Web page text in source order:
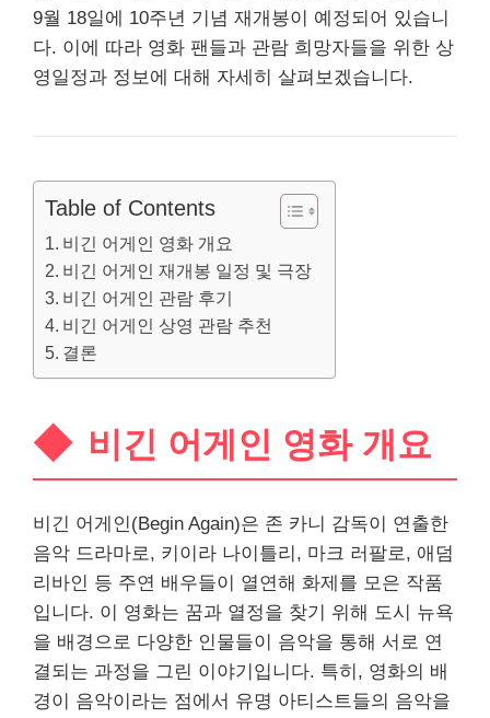
9월 18일에 10주년 기념 재개봉이 예정되어 있습니
다. 이에 따라 영화 팬들과 관람 희망자들을 위한 상
영일정과 정보에 대해 자세히 살펴보겠습니다.
Table of Contents
비긴 어게인 영화 개요
비긴 어게인 재개봉 일정 및 극장
비긴 어게인 관람 후기
비긴 어게인 상영 관람 추천
결론
비긴 어게인 영화 개요
비긴 어게인(Begin Again)은 존 카니 감독이 연출한
음악 드라마로, 키이라 나이틀리, 마크 러팔로, 애덤
리바인 등 주연 배우들이 열연해 화제를 모은 작품
입니다. 이 영화는 꿈과 열정을 찾기 위해 도시 뉴욕
을 배경으로 다양한 인물들이 음악을 통해 서로 연
결되는 과정을 그린 이야기입니다. 특히, 영화의 배
경이 음악이라는 점에서 유명 아티스트들의 음악을